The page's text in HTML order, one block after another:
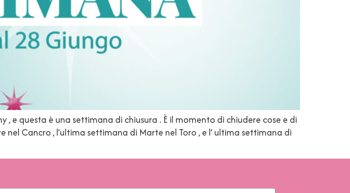
e questa è una settimana di chiusura . È il momento di chiudere cose e di
Cancro , l’ultima settimana di Marte nel Toro , e l’ ultima settimana di